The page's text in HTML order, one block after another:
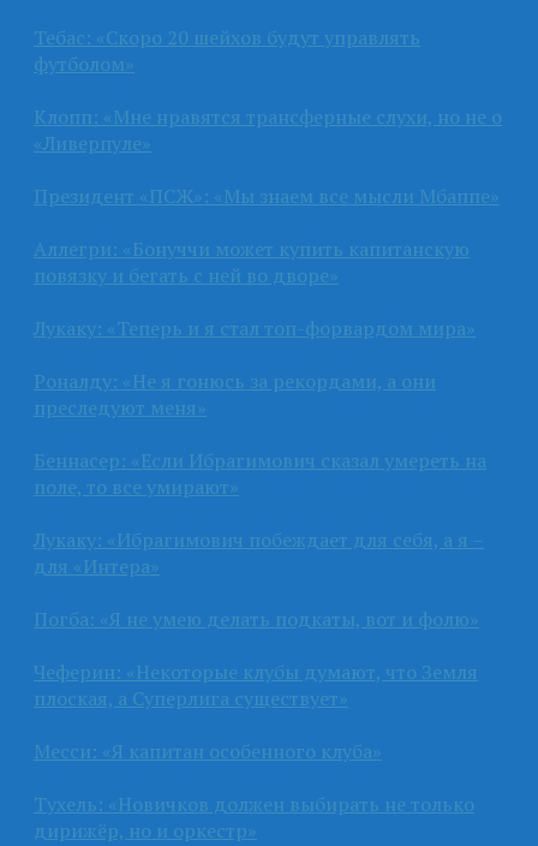
Тебас: «Скоро 20 шейхов будут управлять
футболом»
Клопп: «Мне нравятся трансферные слухи, но не о
«Ливерпуле»
Президент «ПСЖ»: «Мы знаем все мысли Мбаппе»
Аллегри: «Бонуччи может купить капитанскую
повязку и бегать с ней во дворе»
Лукаку: «Теперь и я стал топ-форвардом мира»
Роналду: «Не я гонюсь за рекордами, а они
преследуют меня»
Беннасер: «Если Ибрагимович сказал умереть на
поле, то все умирают»
Лукаку: «Ибрагимович побеждает для себя, а я –
для «Интера»
Погба: «Я не умею делать подкаты, вот и фолю»
Чеферин: «Некоторые клубы думают, что Земля
плоская, а Суперлига существует»
Месси: «Я капитан особенного клуба»
Тухель: «Новичков должен выбирать не только
дирижёр, но и оркестр»